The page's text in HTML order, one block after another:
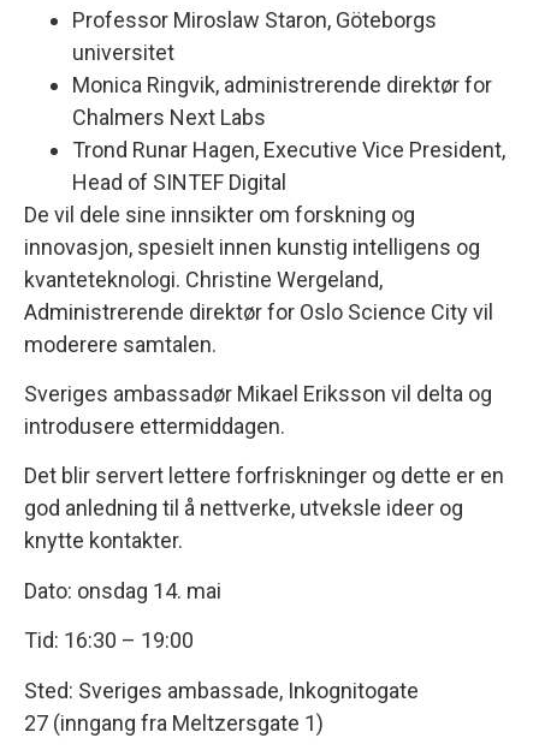
Professor Miroslaw Staron, Göteborgs
universitet
Monica Ringvik, administrerende direktør for
Chalmers Next Labs
Trond Runar Hagen, Executive Vice President,
Head of SINTEF Digital
De vil dele sine innsikter om forskning og
innovasjon, spesielt innen kunstig intelligens og
kvanteteknologi. Christine Wergeland,
Administrerende direktør for Oslo Science City vil
moderere samtalen.
Sveriges ambassadør Mikael Eriksson vil delta og
introdusere ettermiddagen.
Det blir servert lettere forfriskninger og dette er en
god anledning til å nettverke, utveksle ideer og
knytte kontakter.
Dato: onsdag 14. mai
Tid: 16:30 – 19:00
Sted: Sveriges ambassade, Inkognitogate
27 (inngang fra Meltzersgate 1)